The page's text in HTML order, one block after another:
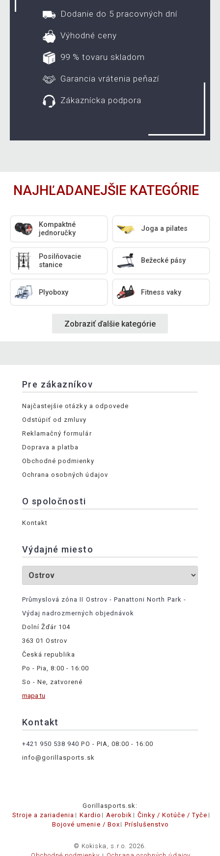
Dodanie do 5 pracovných dní
Výhodné ceny
99 % tovaru skladom
Garancia vrátenia peňazí
Zákaznícka podpora
NAJHĽADANEJŠIE KATEGÓRIE
Kompaktné
jednoručky
Joga a pilates
Posilňovacie
stanice
Bežecké pásy
Plyoboxy Fitness vaky
Zobraziť ďalšie kategórie
Pre zákazníkov
Najčastejšie otázky a odpovede
Odstúpiť od zmluvy
Reklamačný formulár
Doprava a platba
Obchodné podmienky
Ochrana osobných údajov
O spoločnosti
Kontakt
Výdajné miesto
Průmyslová zóna II Ostrov - Panattoni North Park -
Výdaj nadrozmerných objednávok
Dolní Žďár 104
363 01 Ostrov
Česká republika
Po - Pia, 8:00 - 16:00
So - Ne, zatvorené
mapa tu
Kontakt
+421 950 538 940 PO - PIA, 08:00 - 16:00
info@gorillasports.sk
Gorillasports.sk:
Stroje a zariadenia
Kardio Aerobik
Činky / Kotúče / Tyče
Bojové umenie / Box
Príslušenstvo
© Kokiska, s.r.o. 2026.